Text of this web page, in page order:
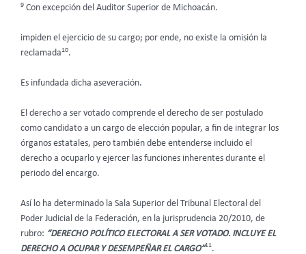
9 Con excepción del Auditor Superior de Michoacán.
impiden el ejercicio de su cargo; por ende, no existe la omisión la
reclamada10.
Es infundada dicha aseveración.
El derecho a ser votado comprende el derecho de ser postulado
como candidato a un cargo de elección popular, a fin de integrar los
órganos estatales, pero también debe entenderse incluido el
derecho a ocuparlo y ejercer las funciones inherentes durante el
periodo del encargo.
Así lo ha determinado la Sala Superior del Tribunal Electoral del
Poder Judicial de la Federación, en la jurisprudencia 20/2010, de
rubro: “DERECHO POLÍTICO ELECTORAL A SER VOTADO. INCLUYE EL
DERECHO A OCUPAR Y DESEMPEÑAR EL CARGO”11.